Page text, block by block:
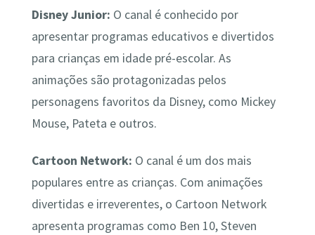
Disney Junior: O canal é conhecido por
apresentar programas educativos e divertidos
para crianças em idade pré-escolar. As
animações são protagonizadas pelos
personagens favoritos da Disney, como Mickey
Mouse, Pateta e outros.
Cartoon Network: O canal é um dos mais
populares entre as crianças. Com animações
divertidas e irreverentes, o Cartoon Network
apresenta programas como Ben 10, Steven